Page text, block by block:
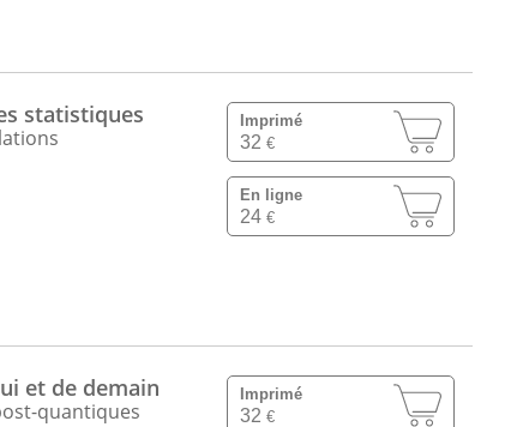
comme WordPress.
et la business intelligence.
et réseaux sans fil.
statistiques Imprimé
32 €
En ligne
24 €
et de demain
quantiques
Imprimé
32 €